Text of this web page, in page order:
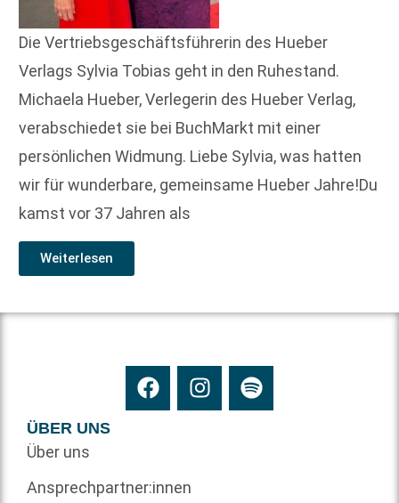
Die Vertriebsgeschäftsführerin des Hueber
Verlags Sylvia Tobias geht in den Ruhestand.
Michaela Hueber, Verlegerin des Hueber Verlag,
verabschiedet sie bei BuchMarkt mit einer
persönlichen Widmung. Liebe Sylvia, was hatten
wir für wunderbare, gemeinsame Hueber Jahre!Du
kamst vor 37 Jahren als
Weiterlesen
ÜBER UNS
Über uns
Ansprechpartner:innen